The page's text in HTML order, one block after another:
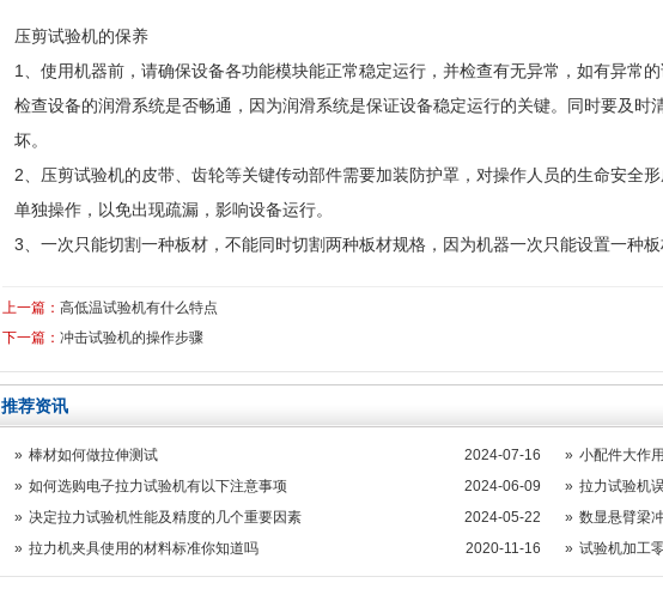
压剪试验机的保养
1、使用机器前，请确保设备各功能模块能正常稳定运行，并检查有无异常，如有异常的
检查设备的润滑系统是否畅通，因为润滑系统是保证设备稳定运行的关键。同时要及
坏。
2、压剪试验机的皮带、齿轮等关键传动部件需要加装防护罩，对操作人员的生命安全
单独操作，以免出现疏漏，影响设备运行。
3、一次只能切割一种板材，不能同时切割两种板材规格，因为机器一次只能设置一种板
上一篇： 高低温试验机有什么特点
下一篇： 冲击试验机的操作步骤
推荐资讯
2024-07-16
» 棒材如何做拉伸测试 » 小配件大作
2024-06-09
» 如何选购电子拉力试验机有以下注意事项 » 拉力试验机
2024-05-22
» 决定拉力试验机性能及精度的几个重要因素 » 数显悬臂梁
2020-11-16
» 拉力机夹具使用的材料标准你知道吗 » 试验机加工